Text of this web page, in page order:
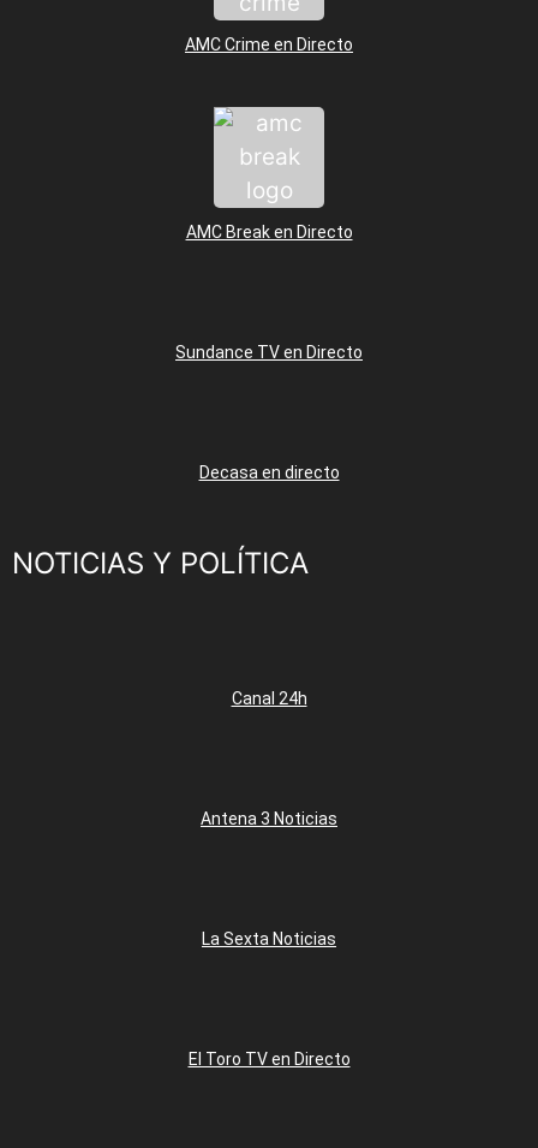
AMC Crime en Directo
AMC Break en Directo
Sundance TV en Directo
Decasa en directo
NOTICIAS Y POLÍTICA
Canal 24h
Antena 3 Noticias
La Sexta Noticias
El Toro TV en Directo